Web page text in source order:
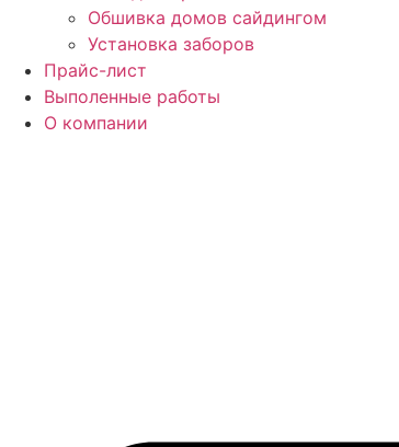
Обшивка домов сайдингом
Установка заборов
Прайс-лист
Выполенные работы
О компании